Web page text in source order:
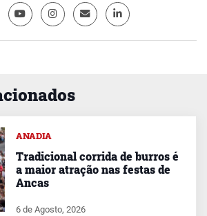
ANADIA
Tradicional corrida de burros é
a maior atração nas festas de
Ancas
6 de Agosto, 2026